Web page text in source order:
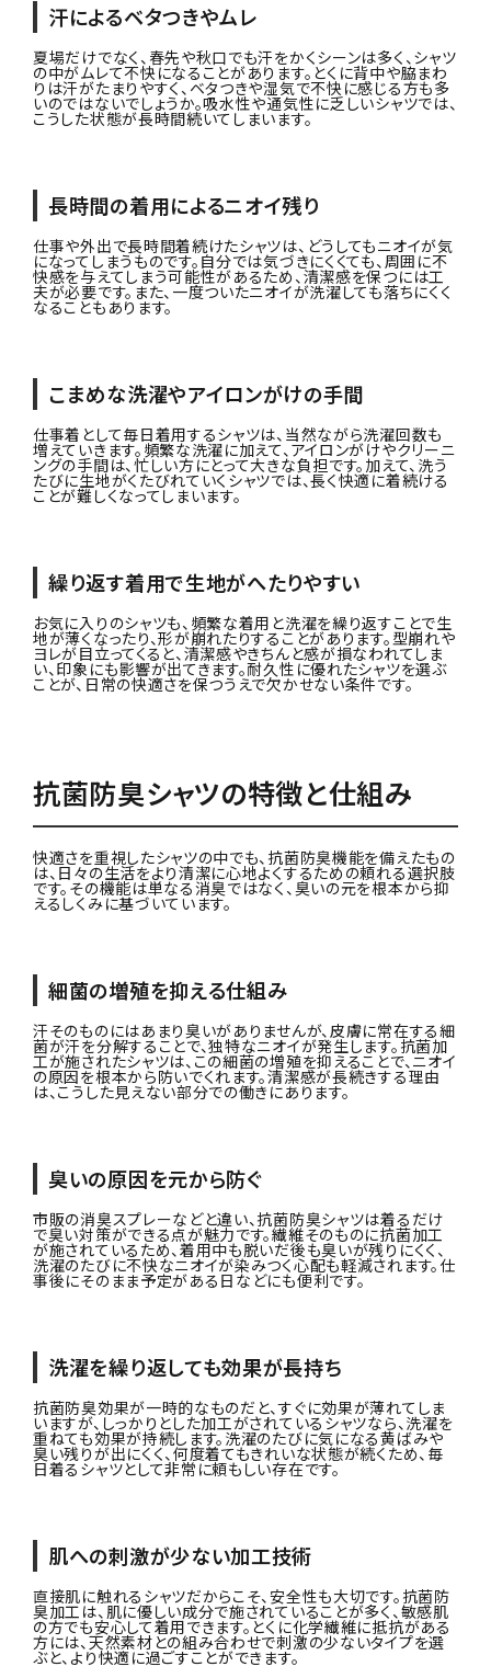
汗によるベタつきやムレ
夏場だけでなく、春先や秋口でも汗をかくシーンは多く、シャツ
の中がムレて不快になることがあります。とくに背中や脇まわ
りは汗がたまりやすく、ベタつきや湿気で不快に感じる方も多
いのではないでしょうか。吸水性や通気性に乏しいシャツでは、
こうした状態が長時間続いてしまいます。
長時間の着用によるニオイ残り
仕事や外出で長時間着続けたシャツは、どうしてもニオイが気
になってしまうものです。自分では気づきにくくても、周囲に不
快感を与えてしまう可能性があるため、清潔感を保つには工
夫が必要です。また、一度ついたニオイが洗濯しても落ちにくく
なることもあります。
こまめな洗濯やアイロンがけの手間
仕事着として毎日着用するシャツは、当然ながら洗濯回数も
増えていきます。頻繁な洗濯に加えて、アイロンがけやクリーニ
ングの手間は、忙しい方にとって大きな負担です。加えて、洗う
たびに生地がくたびれていくシャツでは、長く快適に着続ける
ことが難しくなってしまいます。
繰り返す着用で生地がへたりやすい
お気に入りのシャツも、頻繁な着用と洗濯を繰り返すことで生
地が薄くなったり、形が崩れたりすることがあります。型崩れや
ヨレが目立ってくると、清潔感やきちんと感が損なわれてしま
い、印象にも影響が出てきます。耐久性に優れたシャツを選ぶ
ことが、日常の快適さを保つうえで欠かせない条件です。
抗菌防臭シャツの特徴と仕組み
快適さを重視したシャツの中でも、抗菌防臭機能を備えたもの
は、日々の生活をより清潔に心地よくするための頼れる選択肢
です。その機能は単なる消臭ではなく、臭いの元を根本から抑
えるしくみに基づいています。
細菌の増殖を抑える仕組み
汗そのものにはあまり臭いがありませんが、皮膚に常在する細
菌が汗を分解することで、独特なニオイが発生します。抗菌加
工が施されたシャツは、この細菌の増殖を抑えることで、ニオイ
の原因を根本から防いでくれます。清潔感が長続きする理由
は、こうした見えない部分での働きにあります。
臭いの原因を元から防ぐ
市販の消臭スプレーなどと違い、抗菌防臭シャツは着るだけ
で臭い対策ができる点が魅力です。繊維そのものに抗菌加工
が施されているため、着用中も脱いだ後も臭いが残りにくく、
洗濯のたびに不快なニオイが染みつく心配も軽減されます。仕
事後にそのまま予定がある日などにも便利です。
洗濯を繰り返しても効果が長持ち
抗菌防臭効果が一時的なものだと、すぐに効果が薄れてしま
いますが、しっかりとした加工がされているシャツなら、洗濯を
重ねても効果が持続します。洗濯のたびに気になる黄ばみや
臭い残りが出にくく、何度着てもきれいな状態が続くため、毎
日着るシャツとして非常に頼もしい存在です。
肌への刺激が少ない加工技術
直接肌に触れるシャツだからこそ、安全性も大切です。抗菌防
臭加工は、肌に優しい成分で施されていることが多く、敏感肌
の方でも安心して着用できます。とくに化学繊維に抵抗がある
方には、天然素材との組み合わせで刺激の少ないタイプを選
ぶと、より快適に過ごすことができます。